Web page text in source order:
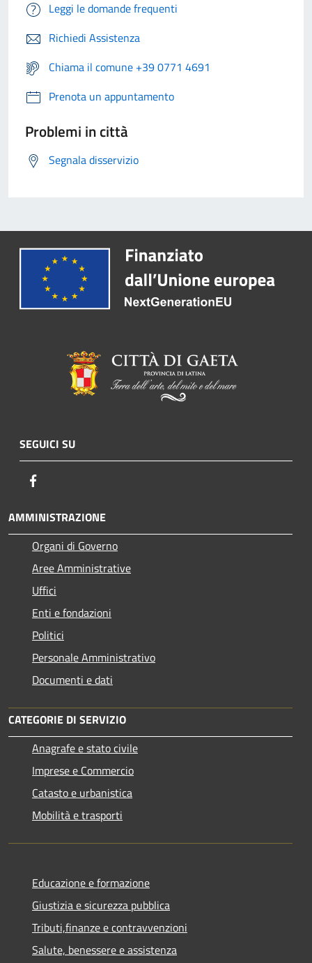
Leggi le domande frequenti
Richiedi Assistenza
Chiama il comune +39 0771 4691
Prenota un appuntamento
Problemi in città
Segnala disservizio
SEGUICI SU
AMMINISTRAZIONE
Organi di Governo
Aree Amministrative
Uffici
Enti e fondazioni
Politici
Personale Amministrativo
Documenti e dati
CATEGORIE DI SERVIZIO
Anagrafe e stato civile
Imprese e Commercio
Catasto e urbanistica
Mobilità e trasporti
Educazione e formazione
Giustizia e sicurezza pubblica
Tributi,finanze e contravvenzioni
Salute, benessere e assistenza